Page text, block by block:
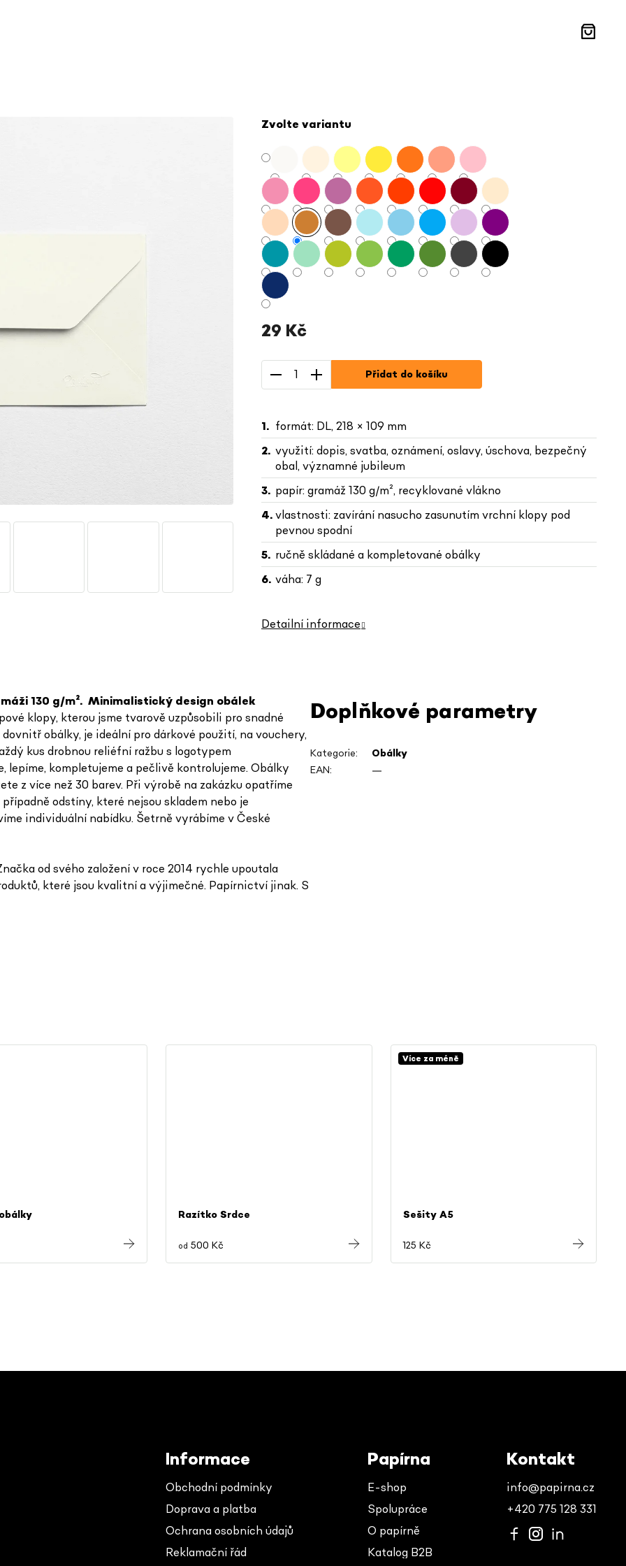
29 Kč
cena:
Zvolte variantu
Přidat do košíku
formát: DL, 218 × 109 mm
využití: dopis, svatba, oznámení, oslavy, úschova, bezpečný
obal, významné jubileum
papír: gramáž 130 g/m², recyklované vlákno
vlastnosti: zavírání nasucho zasunutím vrchní klopy pod
pevnou spodní
ručně skládané a kompletované obálky
váha: 7 g
Detailní informace
Razítko Srdce
od 500 Kč
Více za méně
Sešity A5
125 Kč
130 g/m². Minimalistický design obálek
klopy, kterou jsme tvarově uzpůsobili pro snadné
obálky, je ideální pro dárkové použití, na vouchery,
kus drobnou reliéfní ražbu s logotypem
lepíme, kompletujeme a pečlivě kontrolujeme. Obálky
z více než 30 barev. Při výrobě na zakázku opatříme
odstíny, které nejsou skladem nebo je
individuální nabídku. Šetrně vyrábíme v České
od svého založení v roce 2014 rychle upoutala
které jsou kvalitní a výjimečné. Papírnictví jinak. S
Doplňkové parametry
Kategorie:
Obálky
EAN: —
Informace
Obchodní podmínky
Doprava a platba
Ochrana osobních údajů
Reklamační řád
Papírna
E-shop
Spolupráce
O papírně
Katalog B2B
Kontakt
info@papirna.cz
+420 775 128 331